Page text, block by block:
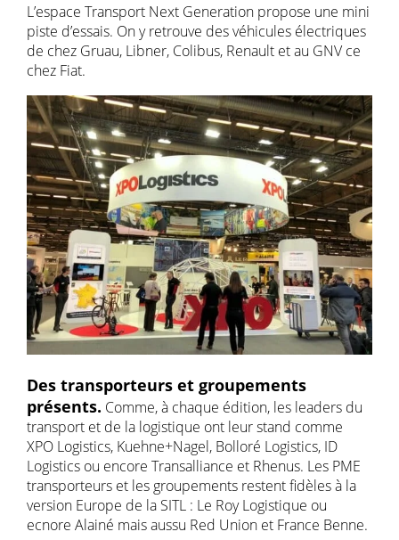
L’espace Transport Next Generation propose une mini
piste d’essais. On y retrouve des véhicules électriques
de chez Gruau, Libner, Colibus, Renault et au GNV ce
chez Fiat.
Des transporteurs et groupements
présents. Comme, à chaque édition, les leaders du
transport et de la logistique ont leur stand comme
XPO Logistics, Kuehne+Nagel, Bolloré Logistics, ID
Logistics ou encore Transalliance et Rhenus. Les PME
transporteurs et les groupements restent fidèles à la
version Europe de la SITL : Le Roy Logistique ou
ecnore Alainé mais aussu Red Union et France Benne.